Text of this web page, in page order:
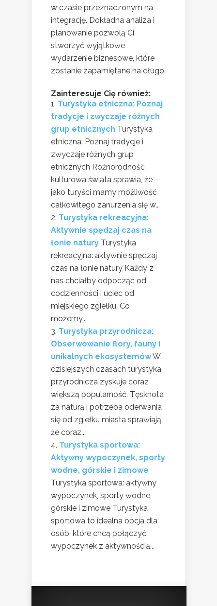
w czasie przeznaczonym na
integrację. Dokładna analiza i
planowanie pozwolą Ci
stworzyć wyjątkowe
wydarzenie biznesowe, które
zostanie zapamiętane na długo.
Zainteresuje Cię również:
Turystyka etniczna: Poznaj
tradycje i zwyczaje różnych
grup etnicznych Turystyka
etniczna: Poznaj tradycje i
zwyczaje różnych grup
etnicznych Różnorodność
kulturowa świata sprawia, że
jako turyści mamy możliwość
całkowitego zanurzenia się w...
Turystyka rekreacyjna:
Aktywnie spędzaj czas na
łonie natury Turystyka
rekreacyjna: aktywnie spędzaj
czas na łonie natury Każdy z
nas chciałby odpocząć od
codzienności i uciec od
miejskiego zgiełku. Co
możemy...
Turystyka przyrodnicza:
Obserwowanie flory, fauny i
unikalnych ekosystemówW
dzisiejszych czasach turystyka
przyrodnicza zyskuje coraz
większą popularność. Tęsknota
za naturą i potrzeba oderwania
się od zgiełku miasta sprawiają,
że coraz...
Turystyka sportowa:
Aktywny wypoczynek, sporty
wodne, górskie i zimowe
Turystyka sportowa: aktywny
wypoczynek, sporty wodne,
górskie i zimowe Turystyka
sportowa to idealna opcja dla
osób, które chcą połączyć
wypoczynek z aktywnością...